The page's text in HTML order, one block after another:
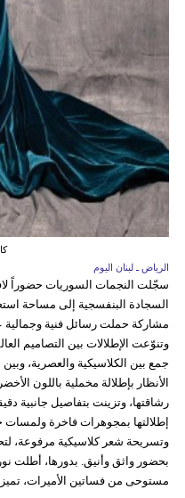
الرياض ـ لبنان اليوم
السجادة البنفسجية إلى مساحة
مشاركة حملت رسائل فنية وجمالية
وتنوّعت الإطلالات بين التصاميم
جمع بين الكلاسيكية والعصرية،
الأنظار بإطلالة مخملية باللون
رشاقتها، وتزينت بتفاصيل جانبية
إطلالتها بمجوهرات فاخرة
وتسريحة شعر كلاسيكية مرفوعة،
بحضور واثق وأنيق. بدورها، أطلت
مستوحى من فساتين الأميرات،